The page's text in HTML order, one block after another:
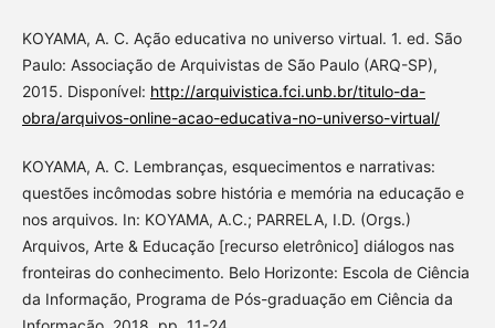
KOYAMA, A. C. Ação educativa no universo virtual. 1. ed. São
Paulo: Associação de Arquivistas de São Paulo (ARQ-SP),
2015. Disponível: http://arquivistica.fci.unb.br/titulo-da-
obra/arquivos-online-acao-educativa-no-universo-virtual/
KOYAMA, A. C. Lembranças, esquecimentos e narrativas:
questões incômodas sobre história e memória na educação e
nos arquivos. In: KOYAMA, A.C.; PARRELA, I.D. (Orgs.)
Arquivos, Arte & Educação [recurso eletrônico] diálogos nas
fronteiras do conhecimento. Belo Horizonte: Escola de Ciência
da Informação, Programa de Pós-graduação em Ciência da